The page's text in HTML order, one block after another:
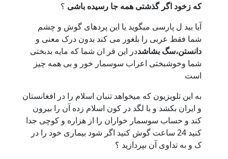
که زخود اگر گذشتی همه جا رسیده باشی ؟
آیا بید ل پارسی میگوید یا این پردهای گوش و چشم
شما فقط عربی را بلغور می کند بدون درک معنی و
دانستن،سگ بشاشددر این قر ان شما که مایه بدبختی
شما وخوشبختی اعراب سوسمار خور و بی همه چیز
است
به این تلویزیون که میخواهد تنبان اسلام را در افغانستان
و ایران بکشد و با لگد در کون اسلام زده آن را بیرون
کند و حساب سوسمار خواران را از هزاره و کوچی جدا
کنید 24 ساعت گوش کنید اگر شود بیماری خود را در
ک و به تداوی آن بپردازید ؟